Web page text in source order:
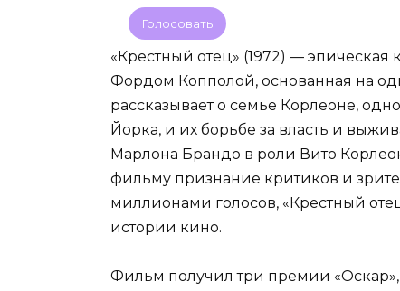
Голосовать
«Крестный отец» (1972) —
Фордом Копполой, основанная на
рассказывает о семье Корлеоне,
Йорка, и их борьбе за власть и
Марлона Брандо в роли Вито
фильму признание критиков и
миллионами голосов, «Крестный
истории кино.
Фильм получил три премии